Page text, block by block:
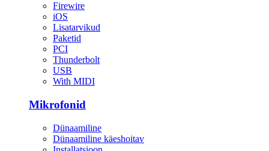
Firewire
iOS
Lisatarvikud
Paketid
PCI
Thunderbolt
USB
With MIDI
Mikrofonid
Dünaamiline
Dünaamiline käeshoitav